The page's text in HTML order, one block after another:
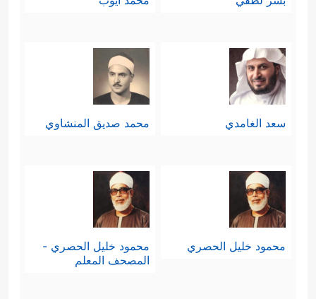
سعد الغامدي محمد صديق المنشاوي
محمود خليل الحصري
محمود خليل الحصري -
المصحف المعلم